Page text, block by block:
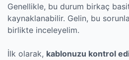
Genellikle, bu durum birkaç
kaynaklanabilir. Gelin, bu
birlikte inceleyelim.
İlk olarak, kablonuzu kontrol